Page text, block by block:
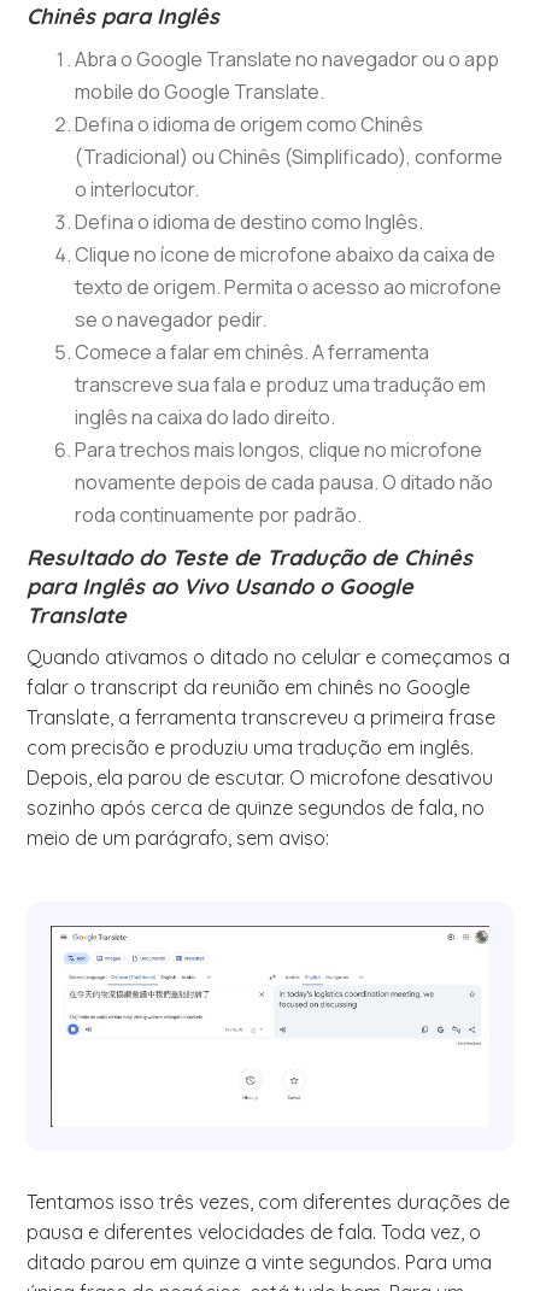
Chinês para Inglês
Abra o Google Translate no navegador ou o app
mobile do Google Translate.
Defina o idioma de origem como Chinês
(Tradicional) ou Chinês (Simplificado), conforme
o interlocutor.
Defina o idioma de destino como Inglês.
Clique no ícone de microfone abaixo da caixa de
texto de origem. Permita o acesso ao microfone
se o navegador pedir.
Comece a falar em chinês. A ferramenta
transcreve sua fala e produz uma tradução em
inglês na caixa do lado direito.
Para trechos mais longos, clique no microfone
novamente depois de cada pausa. O ditado não
roda continuamente por padrão.
Resultado do Teste de Tradução de Chinês
para Inglês ao Vivo Usando o Google
Translate
Quando ativamos o ditado no celular e começamos a
falar o transcript da reunião em chinês no Google
Translate, a ferramenta transcreveu a primeira frase
com precisão e produziu uma tradução em inglês.
Depois, ela parou de escutar. O microfone desativou
sozinho após cerca de quinze segundos de fala, no
meio de um parágrafo, sem aviso:
Tentamos isso três vezes, com diferentes durações de
pausa e diferentes velocidades de fala. Toda vez, o
ditado parou em quinze a vinte segundos. Para uma